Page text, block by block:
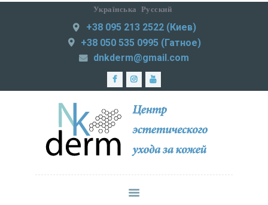
Українська Русский
+38 095 213 2522 (Киев)
+38 050 535 0995 (Гатное)
dnkderm@gmail.com
NKDERM
Центр эстетического ухода за кожей
ЛАЗЕРНАЯ
ЭПИЛЯЦИЯ
МЕДИЦИНСКАЯ
ПРАКТИКА
ИНЪЕКЦИОННАЯ
СМАС-ЛИФТИНГ